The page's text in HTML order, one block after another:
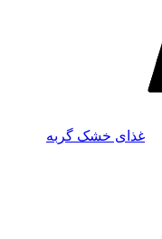
غذای خشک گربه